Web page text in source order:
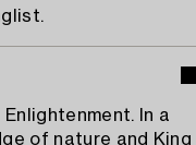
In a
of nature and King